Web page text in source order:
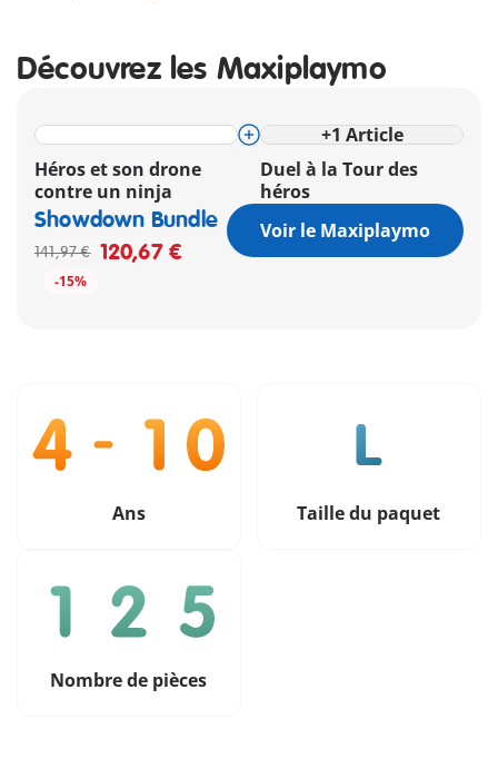
Découvrez les Maxiplaymo
Héros et son drone
contre un ninja
+1 Article
Duel à la Tour des
héros
Showdown Bundle
141,97 € 120,67 €
-15%
Voir le Maxiplaymo
Ans Taille du paquet
Nombre de pièces